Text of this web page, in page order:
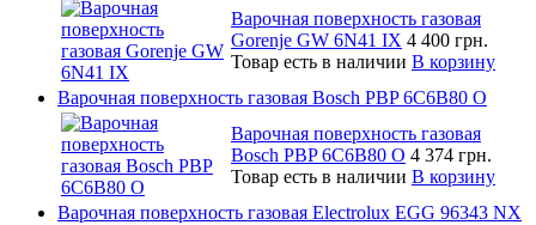
Варочная поверхность газовая
Gorenje GW 6N41 IX 4 400 грн.
Товар есть в наличии В корзину
Варочная поверхность газовая Bosch PBP 6C6B80 O
Варочная поверхность газовая
Bosch PBP 6C6B80 O 4 374 грн.
Товар есть в наличии В корзину
Варочная поверхность газовая Electrolux EGG 96343 NX